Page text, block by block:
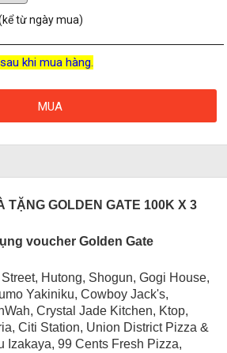
từ ngày mua)
khi mua hàng.
MUA
TẶNG GOLDEN GATE 100K X 3
voucher Golden Gate
Hutong, Shogun, Gogi House,
Yakiniku, Cowboy Jack's,
Crystal Jade Kitchen, Ktop,
Citi Station, Union District Pizza &
Izakaya, 99 Cents Fresh Pizza,